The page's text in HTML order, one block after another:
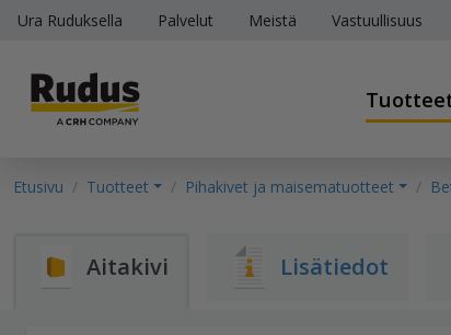
Ura Ruduksella Palvelut Meistä Vastuullisuus
Etusivu Tuotteet Pihakivet ja maisematuotteet
Aitakivi Lisätiedot